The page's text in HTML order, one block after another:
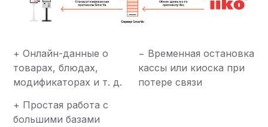
+ Онлайн-данные о
товарах, блюдах,
модификаторах и т. д.
− Временная остановка
кассы или киоска при
потере связи
+ Простая работа с
большими базами